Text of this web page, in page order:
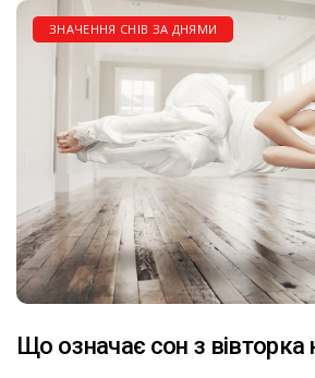
ЗНАЧЕННЯ СНІВ ЗА ДНЯМИ
Що означає сон з вівторка